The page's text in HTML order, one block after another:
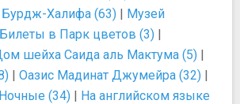
Бурдж-Халифа (63) | Музей
Билеты в Парк цветов (3) |
шейха Саида аль Мактума (5) |
| Оазис Мадинат Джумейра (32) |
Ночные (34) | На английском языке